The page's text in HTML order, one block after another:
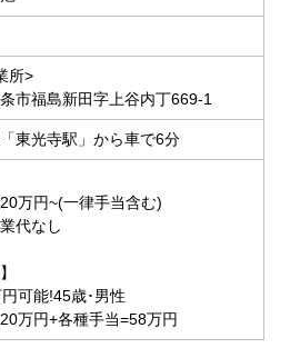
所>
市福島新田字上谷内丁669-1
東光寺駅」から車で6分
万円~(一律手当含む)
代なし
可能!45歳･男性
万円+各種手当=58万円